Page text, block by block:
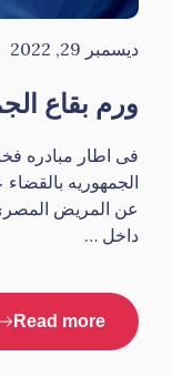
ديسمبر 29, 2022
ورم بقاع
فى اطار مبادره
الجمهوريه بالقضاء
عن المريض المصرى
داخل …
Read more